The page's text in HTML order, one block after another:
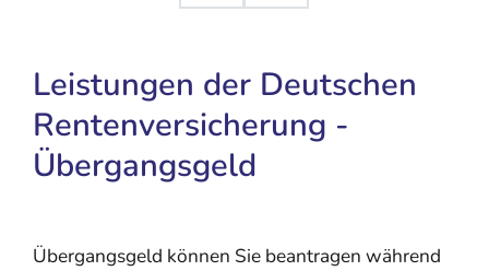
Leistungen der Deutschen
Rentenversicherung -
Übergangsgeld
Übergangsgeld können Sie beantragen während